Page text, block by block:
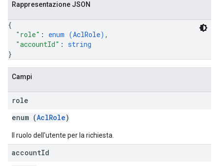
Rappresentazione JSON
{
"role" : enum (AclRole) ,
"accountId" : string
}
Campi
role
enum (AclRole)
Il ruolo dell'utente per la richiesta.
accountId